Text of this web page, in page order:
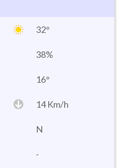
32°
38%
16°
14 Km/h
N
-